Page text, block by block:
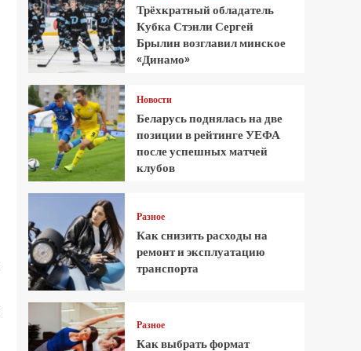
Трёхкратный обладатель
Кубка Стэнли Сергей
Брылин возглавил минское
«Динамо»
Новости
Беларусь поднялась на две
позиции в рейтинге УЕФА
после успешных матчей
клубов
Разное
Как снизить расходы на
ремонт и эксплуатацию
транспорта
Разное
Как выбрать формат